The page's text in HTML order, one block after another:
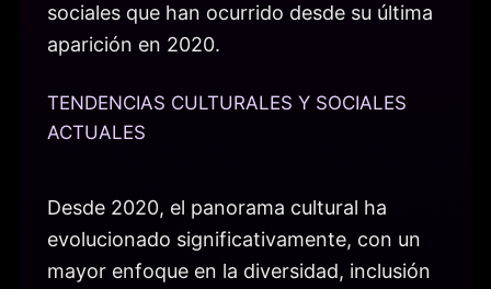
sociales que han ocurrido desde su última
aparición en 2020.
TENDENCIAS CULTURALES Y SOCIALES
ACTUALES
Desde 2020, el panorama cultural ha
evolucionado significativamente, con un
mayor enfoque en la diversidad, inclusión